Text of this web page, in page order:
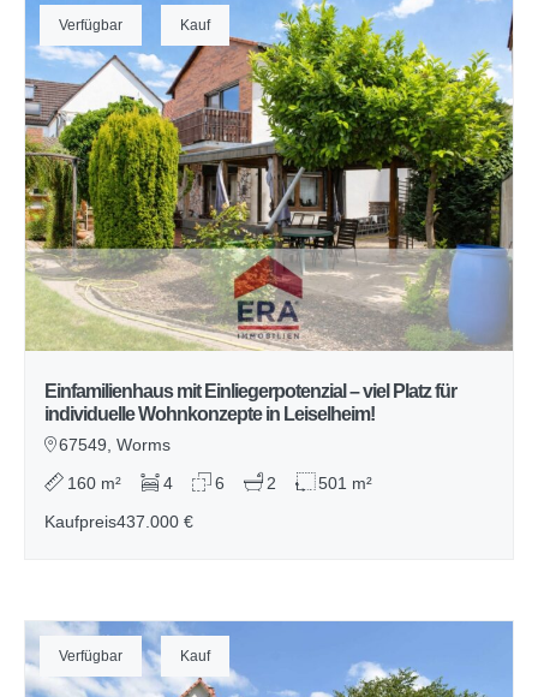
Verfügbar Kauf
Einfamilienhaus mit Einliegerpotenzial – viel Platz für
individuelle Wohnkonzepte in Leiselheim!
67549, Worms
160 m² 4 6 2
501 m²
Kaufpreis437.000 €
Verfügbar Kauf